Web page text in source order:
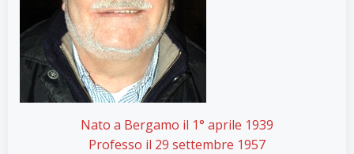
Nato a Bergamo il 1° aprile 1939
Professo il 29 settembre 1957